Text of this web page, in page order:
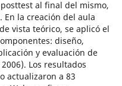
al final del mismo,
En la creación del aula
vista teórico, se aplicó el
diseño,
y evaluación de
Los resultados
actualizaron a 83